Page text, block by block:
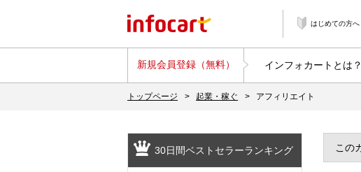
はじめての方へ
新規会員登録（無料） インフォカートとは？
トップページ > 起業・稼ぐ > アフィリエイト
30日間ベストセラーランキング